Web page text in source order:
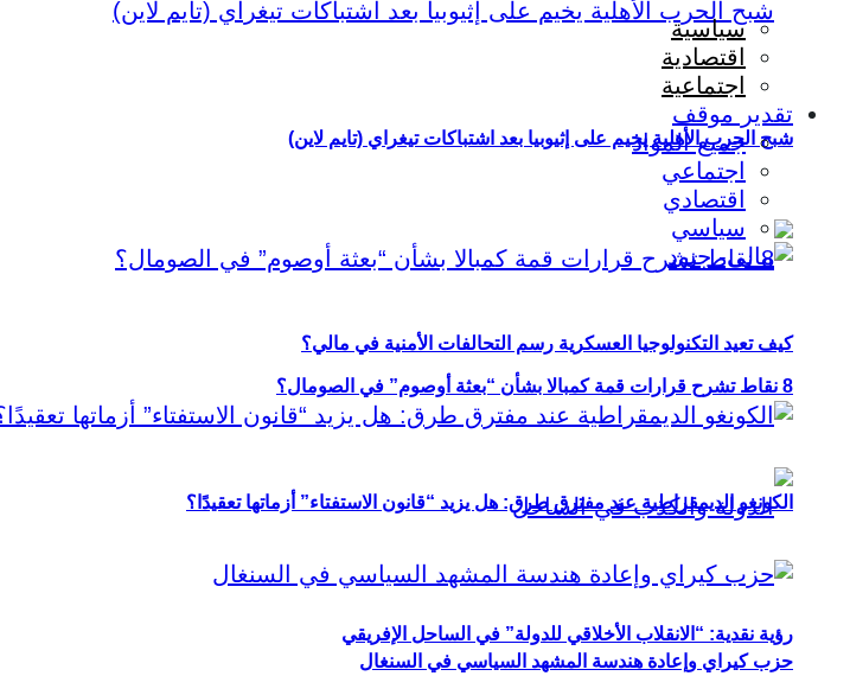
شبح الحرب الأهلية يخيم على إثيوبيا بعد اشتباكات تيغراي (تايم لاين)
8 نقاط تشرح قرارات قمة كمبالا بشأن “بعثة أوصوم” في الصومال؟
رؤية نقدية: “الانقلاب الأخلاقي للدولة” في الساحل الإفريقي
سياسية
اقتصادية
اجتماعية
تقدير موقف
جميع المواد
اجتماعي
اقتصادي
سياسي
كيف تعيد التكنولوجيا العسكرية رسم التحالفات الأمنية في مالي؟
الكونغو الديمقراطية عند مفترق طرق: هل يزيد “قانون الاستفتاء” أزماتها تعقيدًا؟
حزب كيراي وإعادة هندسة المشهد السياسي في السنغال